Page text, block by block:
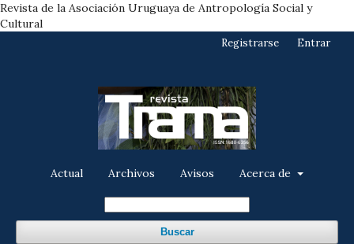
Revista de la Asociación Uruguaya de Antropología Social y
Cultural
Actual Archivos Avisos Acerca de
Buscar
Registrarse Entrar